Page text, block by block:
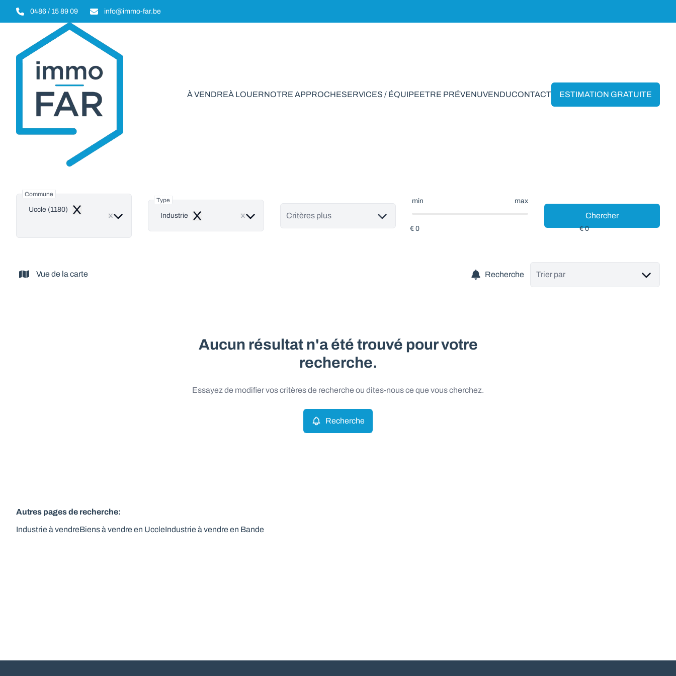
Aller au contenu principal
0486 / 15 89 09 info@immo-far.be
À VENDREÀ LOUERNOTRE APPROCHESERVICES / ÉQUIPEETRE PRÉVENUVENDUCONTACT ESTIMATION GRATUITE
Commune
Uccle (1180) Remove
Type
Industrie Remove Critères plus
min max
Chercher
Vue de la carte Recherche Trier par
Aucun résultat n'a été trouvé pour votre
recherche.
Essayez de modifier vos critères de recherche ou dites-nous ce que vous cherchez.
Recherche
Autres pages de recherche:
Industrie à vendreBiens à vendre en UccleIndustrie à vendre en Bande